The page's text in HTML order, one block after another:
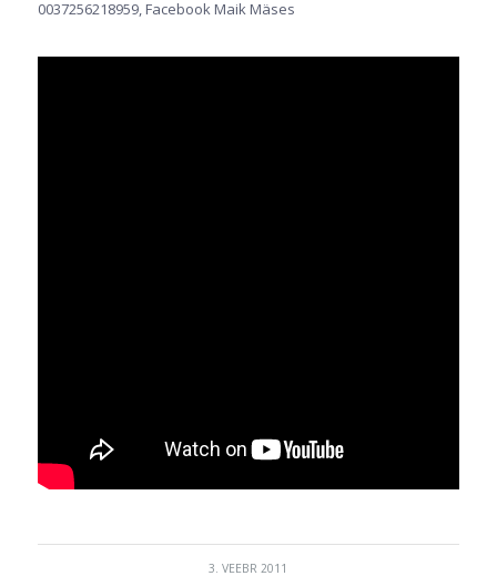
0037256218959, Facebook Maik Mäses
3. VEEBR 2011